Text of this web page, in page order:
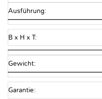
Ausführung:
B x H x T:
Gewicht:
Garantie: